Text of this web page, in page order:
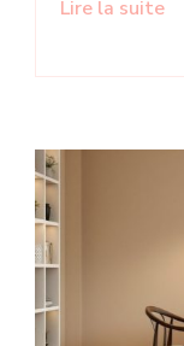
Lire la suite